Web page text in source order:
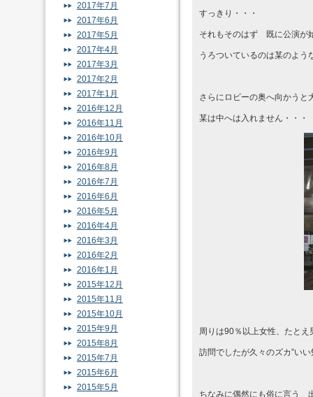
すっきり・・・
それもそのはず 既に公演が
うろついているのは某のよう
さらにロビーの奥へ向かう
某は中へは入れません・・・
周りは90％以上女性、たと
訪問でしたが久々のズカ”い
ちなみに偶然にも俗に言う
2017年7月
2017年6月
2017年5月
2017年4月
2017年3月
2017年2月
2017年1月
2016年12月
2016年11月
2016年10月
2016年9月
2016年8月
2016年7月
2016年6月
2016年5月
2016年4月
2016年3月
2016年2月
2016年1月
2015年12月
2015年11月
2015年10月
2015年9月
2015年8月
2015年7月
2015年6月
2015年5月